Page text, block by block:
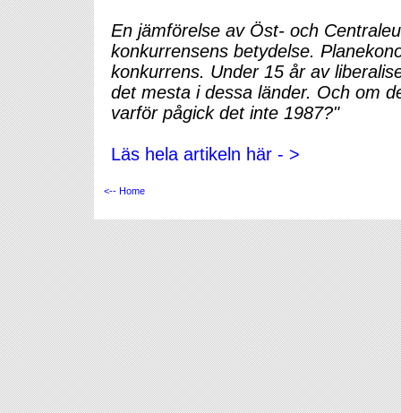
En jämförelse av Öst- och
konkurrensens betydelse.
konkurrens. Under 15 år av
det mesta i dessa länder. Och om
varför pågick det inte 1987?"
Läs hela artikeln här - >
<-- Home